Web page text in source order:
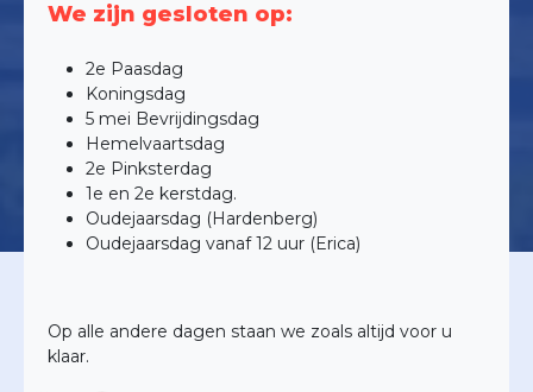
We zijn gesloten op:
2e Paasdag
Koningsdag
5 mei Bevrijdingsdag
Hemelvaartsdag
2e Pinksterdag
1e en 2e kerstdag.
Oudejaarsdag (Hardenberg)
Oudejaarsdag vanaf 12 uur (Erica)
Op alle andere dagen staan we zoals altijd voor u
klaar.